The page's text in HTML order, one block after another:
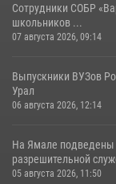
Сотрудники СОБР
школьников ...
07 августа 2026, 09:14
Выпускники ВУЗов
Урал
06 августа 2026, 12:14
На Ямале подведены
разрешительной
05 августа 2026, 11:50